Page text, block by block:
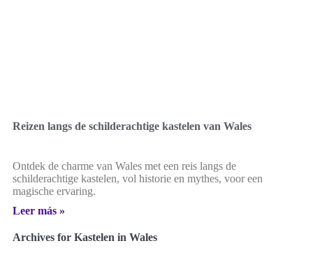
Reizen langs de schilderachtige kastelen van Wales
Ontdek de charme van Wales met een reis langs de
schilderachtige kastelen, vol historie en mythes, voor een
magische ervaring.
Leer más »
Archives for Kastelen in Wales